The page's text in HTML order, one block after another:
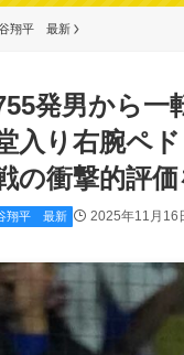
翔平 最新
発男から一
入り右腕ペ
の衝撃的評
翔平 最新 2025年11月16